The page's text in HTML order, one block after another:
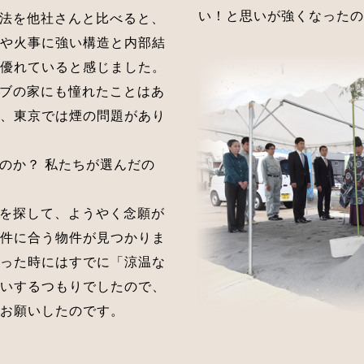
を他社さんと比べると、
火事に強い構造と内部結
れていると感じました。
の家にも憧れたことはあ
東京では煙の問題があり
か？ 私たちが選んだの
探して、ようやく念願が
に合う物件が見つかりま
た時にはすでに「涼温な
するつもりでしたので、
願いしたのです。
い！と思いが強くなった